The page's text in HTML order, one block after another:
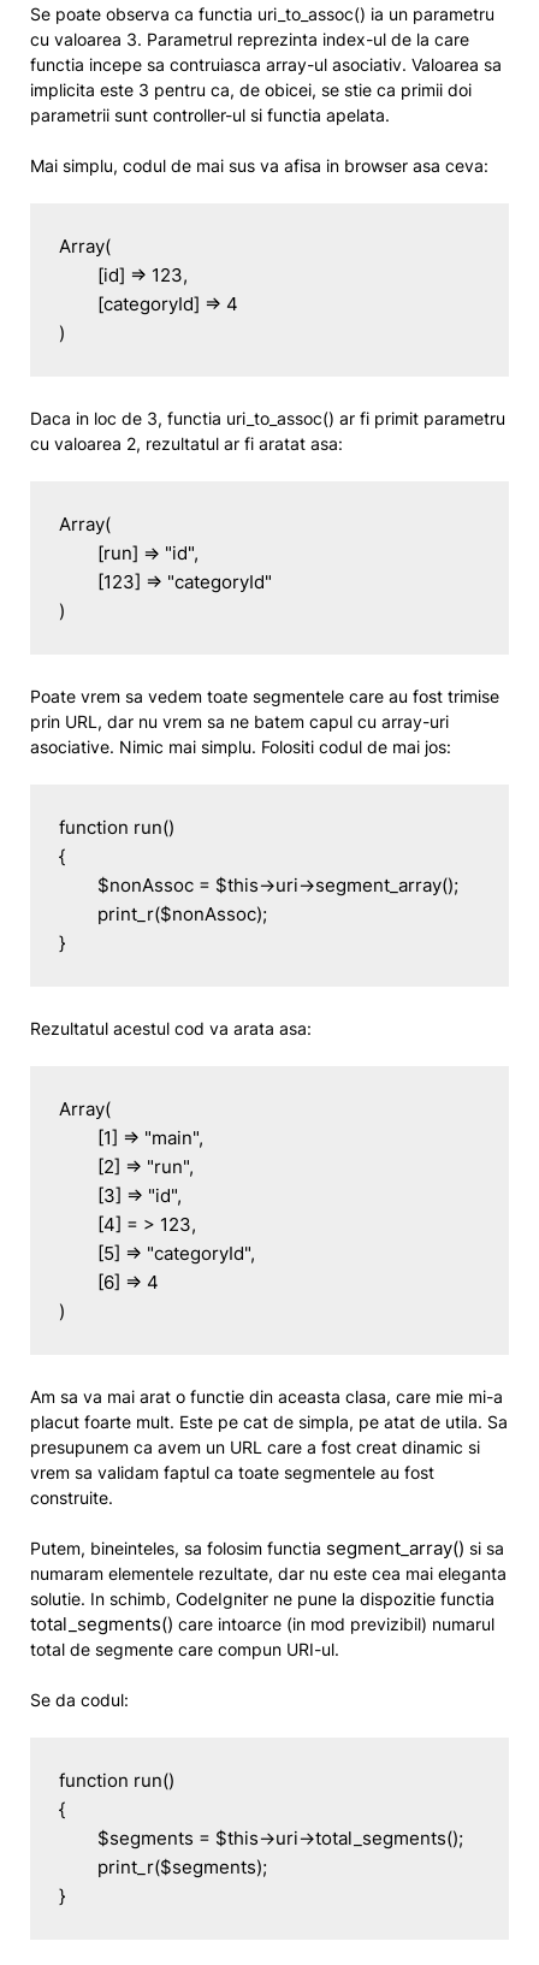
Se poate observa ca functia uri_to_assoc() ia un parametru
cu valoarea 3. Parametrul reprezinta index-ul de la care
functia incepe sa contruiasca array-ul asociativ. Valoarea sa
implicita este 3 pentru ca, de obicei, se stie ca primii doi
parametrii sunt controller-ul si functia apelata.
Mai simplu, codul de mai sus va afisa in browser asa ceva:
Array(
)
Daca in loc de 3, functia uri_to_assoc() ar fi primit parametru
cu valoarea 2, rezultatul ar fi aratat asa:
Array(
)
Poate vrem sa vedem toate segmentele care au fost trimise
prin URL, dar nu vrem sa ne batem capul cu array-uri
asociative. Nimic mai simplu. Folositi codul de mai jos:
function run()
{
}
Rezultatul acestul cod va arata asa:
Array(
)
Am sa va mai arat o functie din aceasta clasa, care mie mi-a
placut foarte mult. Este pe cat de simpla, pe atat de utila. Sa
presupunem ca avem un URL care a fost creat dinamic si
vrem sa validam faptul ca toate segmentele au fost
construite.
Putem, bineinteles, sa folosim functia segment_array() si sa
numaram elementele rezultate, dar nu este cea mai eleganta
solutie. In schimb, CodeIgniter ne pune la dispozitie functia
total_segments() care intoarce (in mod previzibil) numarul
total de segmente care compun URI-ul.
Se da codul:
function run()
{
}